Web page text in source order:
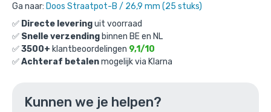
Ga naar: Doos Straatpot-B / 26,9 mm (25 stuks)
✅ Directe leveringuit voorraad
✅ Snelle verzending binnen BE en NL
✅3500+ klantbeoordelingen 9,1/10
✅Achteraf betalenmogelijk via Klarna
Kunnen we je helpen?
Buiskoppeling Straatpot-B / 26,9 mm